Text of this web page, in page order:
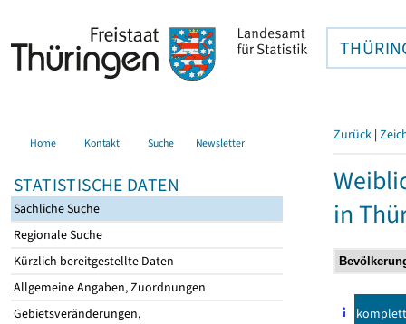
Home Kontakt Suche Newsletter
STATISTISCHE DATEN
Sachliche Suche
Regionale Suche
Kürzlich bereitgestellte Daten
Allgemeine Angaben, Zuordnungen
Gebietsveränderungen,
Zurück |
in
komplett